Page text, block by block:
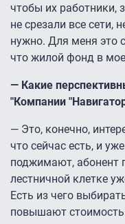
чтобы их работники,
не срезали все сети,
нужно. Для меня это
что жилой фонд в
— Какие
"Компании
— Это, конечно,
что сейчас есть, и
поджимают, абонент
лестничной клетке
Есть из чего
повышают